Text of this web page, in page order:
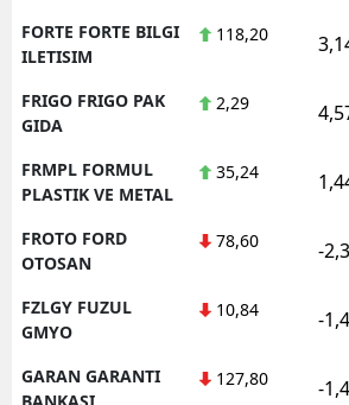
FORTE FORTE BILGI
ILETISIM
118,20
FRIGO FRIGO PAK
GIDA
2,29
FRMPL FORMUL
PLASTIK VE METAL
35,24
FROTO FORD
OTOSAN
78,60 -
FZLGY FUZUL
GMYO
10,84 -
GARAN GARANTI
BANKASI
127,80 -